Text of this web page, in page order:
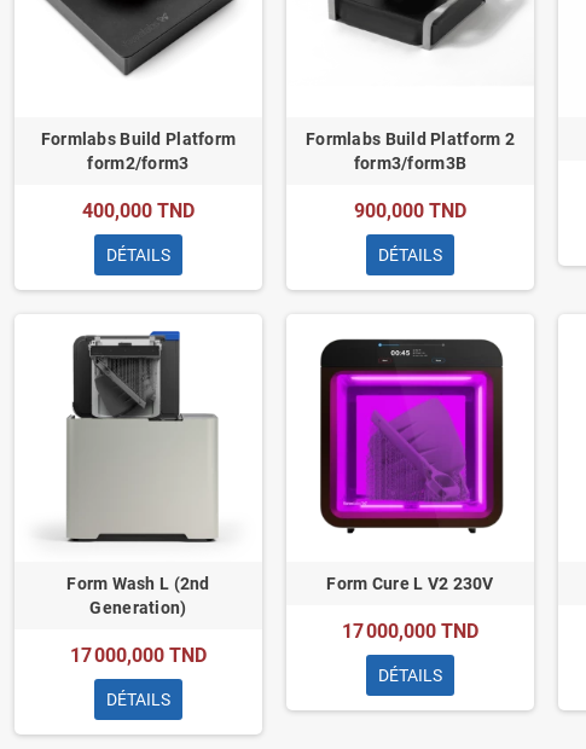
Formlabs Build Platform
form2/form3
400,000 TND
DÉTAILS
Formlabs Build Platform 2
form3/form3B
900,000 TND
DÉTAILS
Form Wash L (2nd
Generation)
17 000,000 TND
DÉTAILS
Form Cure L V2 230V
17 000,000 TND
DÉTAILS